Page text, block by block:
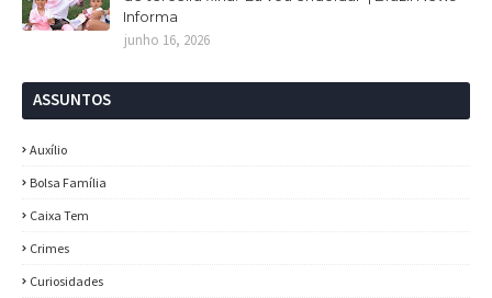
Informa
junho 16, 2026
ASSUNTOS
Auxílio
Bolsa Família
Caixa Tem
Crimes
Curiosidades